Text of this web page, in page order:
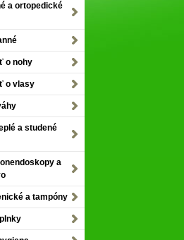
a ortopedické
o nohy
o vlasy
a studené
a
a tampóny